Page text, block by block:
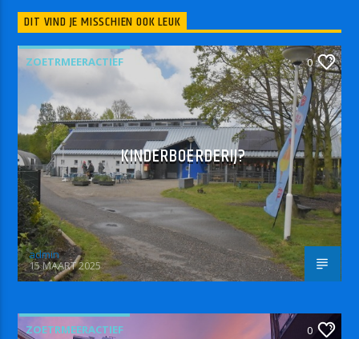
DIT VIND JE MISSCHIEN OOK LEUK
ZOETRMEERACTIEF 0
KINDERBOERDERIJ?
admin
15 MAART 2025
ZOETRMEERACTIEF 0